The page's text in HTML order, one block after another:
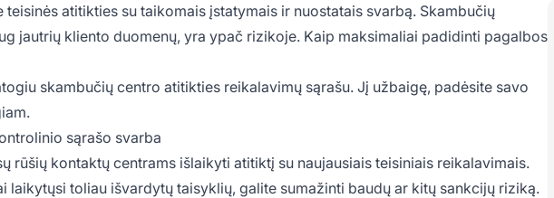
atitikties su taikomais įstatymais ir nuostatais svarbą. Skambučių
jautrių kliento duomenų, yra ypač rizikoje. Kaip maksimaliai padidinti pagalbos
skambučių centro atitikties reikalavimų sąrašu. Jį užbaigę, padėsite savo
sąrašo svarba
rūšių kontaktų centrams išlaikyti atitiktį su naujausiais teisiniais reikalavimais.
laikytųsi toliau išvardytų taisyklių, galite sumažinti baudų ar kitų sankcijų riziką.